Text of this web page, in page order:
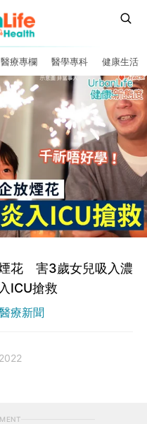
醫療專欄 醫學專科 健康生活
煙花 害3歲女兒吸入濃
ICU搶救
醫療新聞